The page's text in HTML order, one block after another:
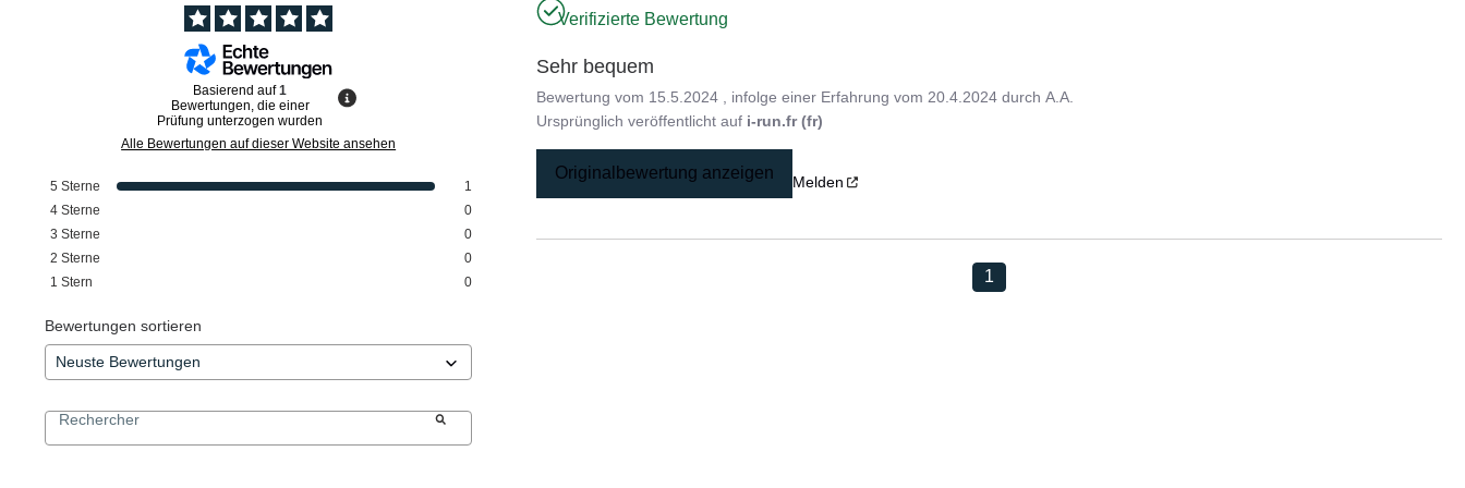
Basierend auf1
Bewertungen, die einer
Prüfung unterzogen wurden
Alle Bewertungen auf dieser Website ansehen
5 Sterne
1
4 Sterne
0
3 Sterne
0
2 Sterne
0
1 Stern 0
Bewertungen sortieren
Verifizierte Bewertung
Sehr bequem
Bewertung vom 15.5.2024 , infolge einer Erfahrung vom 20.4.2024 durchA.A.
Ursprünglich veröffentlicht auf i-run.fr (fr)
Originalbewertung anzeigen Melden
1